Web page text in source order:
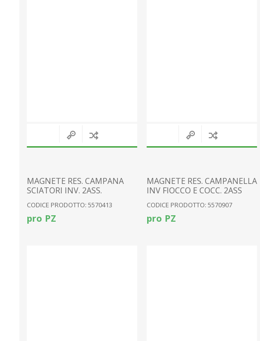
MAGNETE RES. CAMPANA
SCIATORI INV. 2ASS.
CODICE PRODOTTO: 5570413
pro PZ
MAGNETE RES. CAMPANELLA
INV FIOCCO E COCC. 2ASS
CODICE PRODOTTO: 5570907
pro PZ